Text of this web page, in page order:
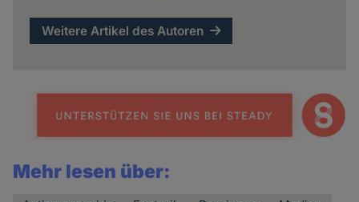
Weitere Artikel des Autoren
Mehr lesen über: